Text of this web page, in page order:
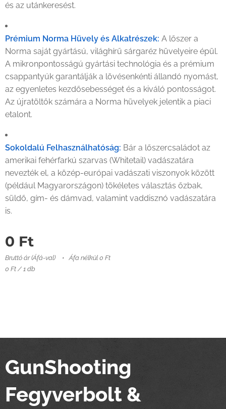
és az utánkeresést.
Prémium Norma Hüvely és Alkatrészek: A lőszer a
Norma saját gyártású, világhírű sárgaréz hüvelyeire épül.
A mikronpontosságú gyártási technológia és a prémium
csappantyúk garantálják a lövésenkénti állandó nyomást,
az egyenletes kezdősebességet és a kiváló pontosságot.
Az újratöltők számára a Norma hüvelyek jelentik a piaci
etalont.
Sokoldalú Felhasználhatóság: Bár a lőszercsaládot az
amerikai fehérfarkú szarvas (Whitetail) vadászatára
nevezték el, a közép-európai vadászati viszonyok között
(például Magyarországon) tökéletes választás őzbak,
süldő, gím- és dámvad, valamint vaddisznó vadászatára
is.
0 Ft
Bruttó ár (Áfá-val)
Áfa nélkül 0 Ft
0 Ft / 1 db
GunShooting
Fegyverbolt &